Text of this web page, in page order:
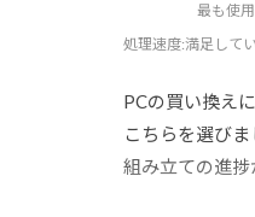
最も使
処理速度:満足して
PCの買い換え
こちらを選びま
組み立ての進捗